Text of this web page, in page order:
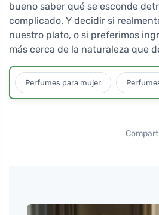
bueno saber qué se esconde
complicado. Y decidir si
nuestro plato, o si preferimos
más cerca de la naturaleza que
Perfumes para mujer